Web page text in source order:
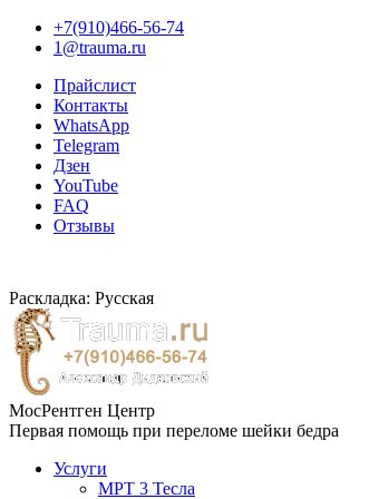
+7(910)466-56-74
1@trauma.ru
Прайслист
Контакты
WhatsApp
Telegram
Дзен
YouTube
FAQ
Отзывы
Раскладка: Русская
МосРентген Центр
Первая помощь при переломе шейки бедра
Услуги
МРТ 3 Тесла